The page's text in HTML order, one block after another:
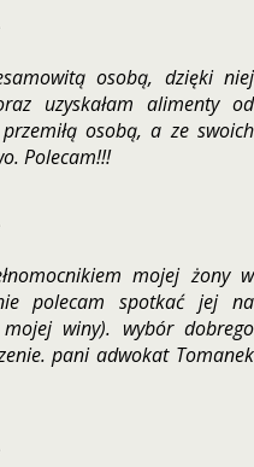
osobą, dzięki niej
uzyskałam alimenty od
osobą, a ze swoich
Polecam!!!
mojej żony w
polecam spotkać jej na
winy). wybór dobrego
pani adwokat Tomanek